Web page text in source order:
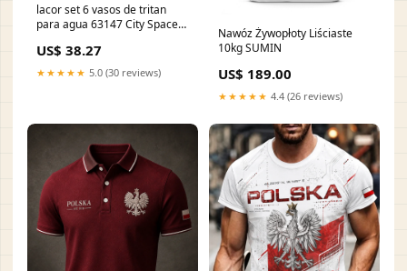
lacor set 6 vasos de tritan
para agua 63147 City Space
US$ 38.27
★★★★★ 5.0 (30 reviews)
Nawóz Żywopłoty Liściaste
10kg SUMIN
US$ 189.00
★★★★★ 4.4 (26 reviews)